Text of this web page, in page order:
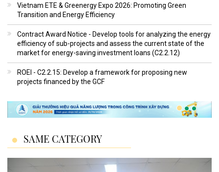
Vietnam ETE & Greenergy Expo 2026: Promoting Green
Transition and Energy Efficiency
Contract Award Notice - Develop tools for analyzing the energy
efficiency of sub-projects and assess the current state of the
market for energy-saving investment loans (C2.2.12)
ROEI - C2.2.15: Develop a framework for proposing new
projects financed by the GCF
SAME CATEGORY